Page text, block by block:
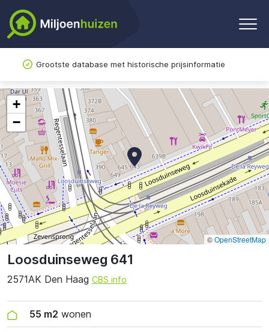
Grootste database met historische prijsinformatie
Loosduinseweg 641
2571AK Den Haag CBS info
55 m2 wonen
+
−
©OpenStreetMap